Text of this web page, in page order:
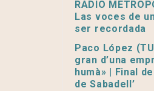
RADIO
Las voces de
ser recordada
Paco López
gran d’una
humà» | Final
de Sabadell’